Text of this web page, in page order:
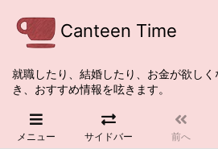
Canteen Time
就職したり、結婚したり、お金が欲し
き、おすすめ情報を呟きます。
メニュー サイドバー 前へ